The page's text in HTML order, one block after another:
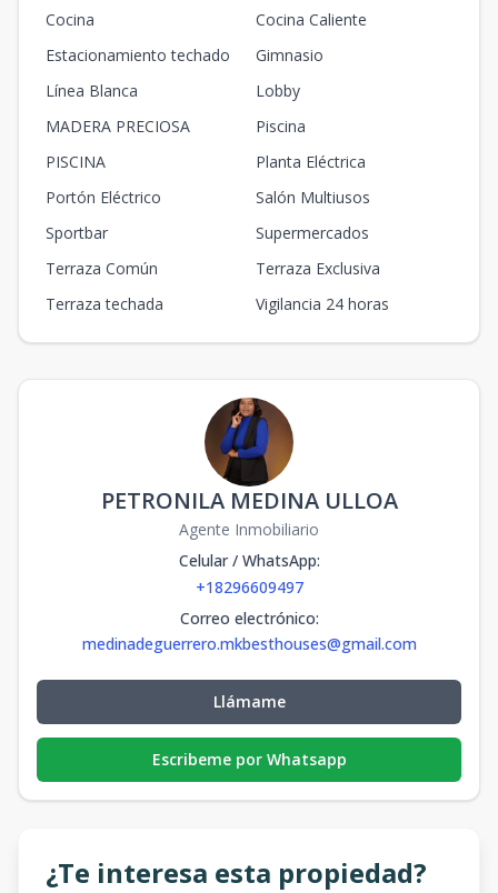
Cocina
Cocina Caliente
Estacionamiento techado
Gimnasio
Línea Blanca
Lobby
MADERA PRECIOSA
Piscina
PISCINA
Planta Eléctrica
Portón Eléctrico
Salón Multiusos
Sportbar
Supermercados
Terraza Común
Terraza Exclusiva
Terraza techada
Vigilancia 24 horas
PETRONILA MEDINA ULLOA
Agente Inmobiliario
Celular / WhatsApp:
+18296609497
Correo electrónico:
medinadeguerrero.mkbesthouses@gmail.com
Llámame
Escribeme por Whatsapp
¿Te interesa esta propiedad?